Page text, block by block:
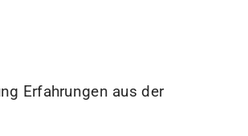
Erfahrungen aus der